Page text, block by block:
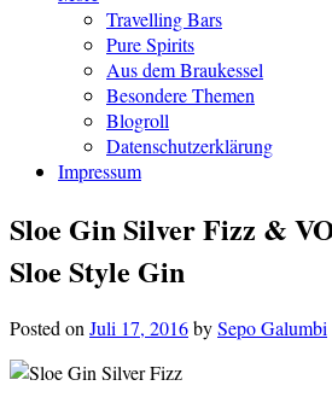
Travelling Bars
Pure Spirits
Aus dem Braukessel
Besondere Themen
Blogroll
Datenschutzerklärung
Impressum
Sloe Gin Silver Fizz &
Sloe Style Gin
Posted onJuli 17, 2016bySepo Galumbi